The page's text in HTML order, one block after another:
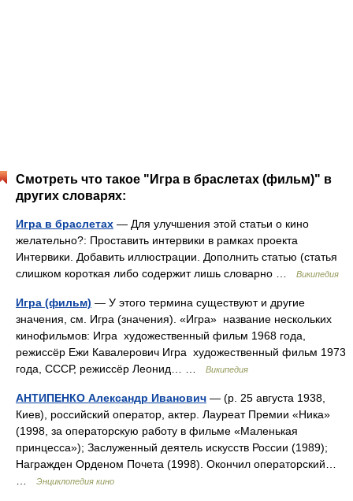
Смотреть что такое "Игра в браслетах (фильм)" в
других словарях:
Игра в браслетах — Для улучшения этой статьи о кино
желательно?: Проставить интервики в рамках проекта
Интервики. Добавить иллюстрации. Дополнить статью (статья
слишком короткая либо содержит лишь словарно …
Википедия
Игра (фильм) — У этого термина существуют и другие
значения, см. Игра (значения). «Игра» название нескольких
кинофильмов: Игра художественный фильм 1968 года,
режиссёр Ежи Кавалерович Игра художественный фильм 1973
года, СССР, режиссёр Леонид… …
Википедия
АНТИПЕНКО Александр Иванович — (р. 25 августа 1938,
Киев), российский оператор, актер. Лауреат Премии «Ника»
(1998, за операторскую работу в фильме «Маленькая
принцесса»); Заслуженный деятель искусств России (1989);
Награжден Орденом Почета (1998). Окончил операторский…
Энциклопедия кино